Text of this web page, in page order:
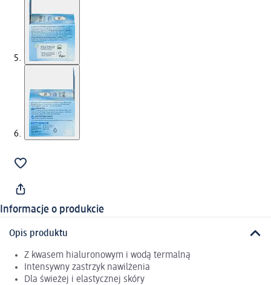
Informacje o produkcie
Opis produktu
Z kwasem hialuronowym i wodą termalną
Intensywny zastrzyk nawilżenia
Dla świeżej i elastycznej skóry